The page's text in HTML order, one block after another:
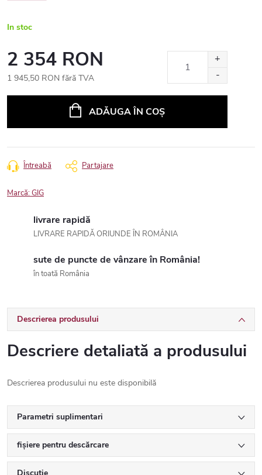
In stoc
2 354 RON
1 945,50 RON fără TVA
ADĂUGA ÎN COŞ
Întreabă Partajare
Marcă:GIG
livrare rapidă
LIVRARE RAPIDĂ ORIUNDE ÎN ROMÂNIA
sute de puncte de vânzare în România!
în toată România
Descrierea produsului
Descriere detaliată a produsului
Descrierea produsului nu este disponibilă
Parametri suplimentari
fișiere pentru descărcare